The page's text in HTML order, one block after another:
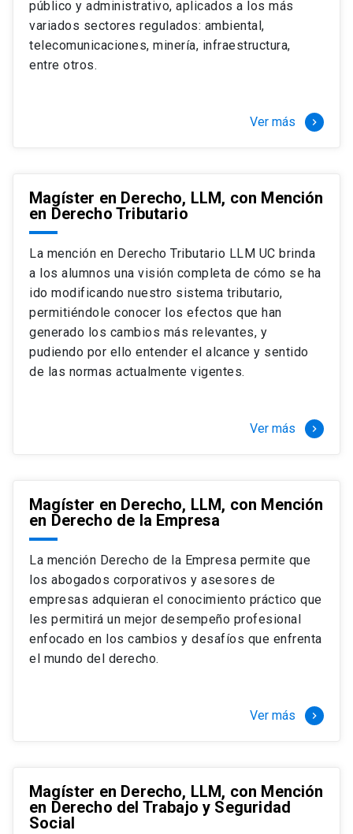
Si optas por la modalidad Full Time:
El LLM UC Full Time es una versión del programa
destinado principalmente a extranjeros, que permite
necesidades y expectativas profesionales, eligiendo
completamente al programa o compatibilizarás un
estudio intenso y exigente, con una muy baja carga
laboral, de marzo a noviembre, para dedicarte
completamente a la actividad de graduación de
diciembre a marzo.
2 cursos mínimos (10 créditos) Primer
semestre
+ 5 cursos a elección (50 créditos) Primer
semestre
+ 4 cursos a elección (40 créditos)
tres meses a tiempo completo (20
Juan Ignacio Piña Rochefort
Director Magíster en Derecho, LLM UC
público y administrativo, aplicados a los más
variados sectores regulados: ambiental,
telecomunicaciones, minería, infraestructura,
entre otros.
Ver más keyboard_arrow_right
Magíster en Derecho, LLM, con Mención
en Derecho Tributario
La mención en Derecho Tributario LLM UC brinda
a los alumnos una visión completa de cómo se ha
ido modificando nuestro sistema tributario,
permitiéndole conocer los efectos que han
generado los cambios más relevantes, y
pudiendo por ello entender el alcance y sentido
de las normas actualmente vigentes.
Ver más keyboard_arrow_right
Magíster en Derecho, LLM, con Mención
en Derecho de la Empresa
La mención Derecho de la Empresa permite que
los abogados corporativos y asesores de
empresas adquieran el conocimiento práctico que
les permitirá un mejor desempeño profesional
enfocado en los cambios y desafíos que enfrenta
el mundo del derecho.
Ver más keyboard_arrow_right
Magíster en Derecho, LLM, con Mención
en Derecho del Trabajo y Seguridad
Social